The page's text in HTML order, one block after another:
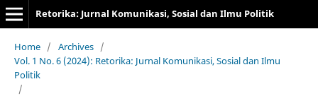
Retorika: Jurnal Komunikasi, Sosial dan Ilmu Politik
Home / Archives /
Vol. 1 No. 6 (2024): Retorika: Jurnal Komunikasi, Sosial dan Ilmu
Politik
/